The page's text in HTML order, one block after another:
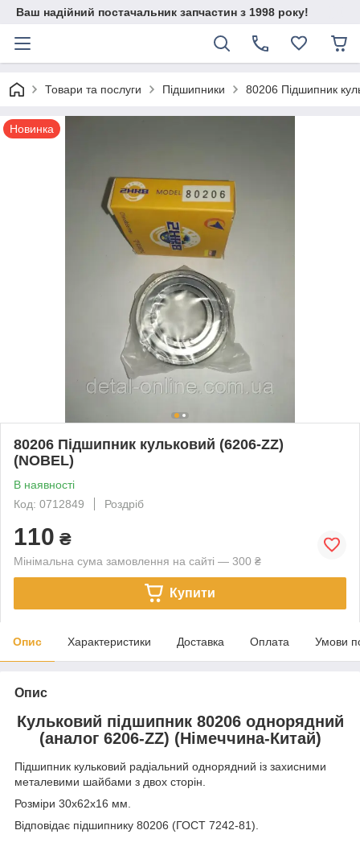
Ваш надійний постачальник запчастин з 1998 року!
Товари та послуги Підшипники 80206 Підшипник
Новинка
80206 Підшипник кульковий (6206-ZZ)
(NOBEL)
В наявності
Код: 0712849
Роздріб
110 ₴
Мінімальна сума замовлення на сайті — 300 ₴
Купити
Опис Характеристики Доставка Оплата Умови
Опис
Кульковий підшипник 80206 однорядний
(аналог 6206-ZZ) (Німеччина-Китай)
Підшипник кульковий радіальний однорядний із захисними
металевими шайбами з двох сторін.
Розміри 30x62x16 мм.
Відповідає підшипнику 80206 (ГОСТ 7242-81).